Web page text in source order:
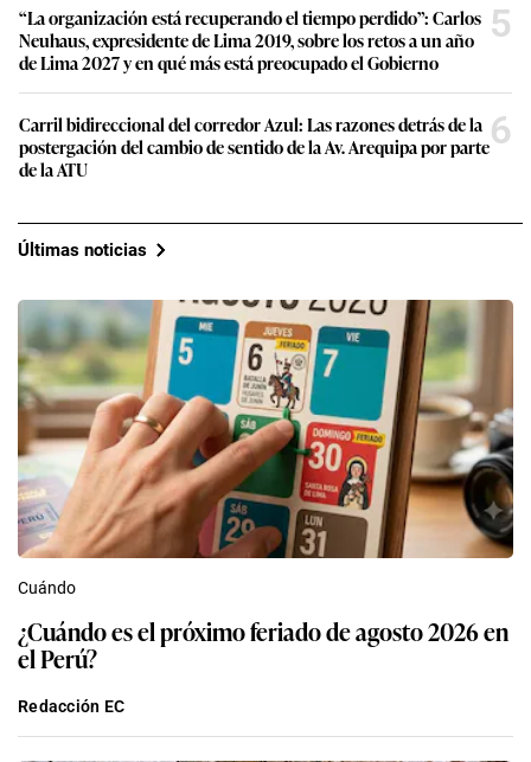
“La organización está recuperando el tiempo perdido”: Carlos
Neuhaus, expresidente de Lima 2019, sobre los retos a un año
de Lima 2027 y en qué más está preocupado el Gobierno
5
Carril bidireccional del corredor Azul: Las razones detrás de la
postergación del cambio de sentido de la Av. Arequipa por parte
de la ATU
6
Últimas noticias
Cuándo
¿Cuándo es el próximo feriado de agosto 2026 en
el Perú?
Redacción EC